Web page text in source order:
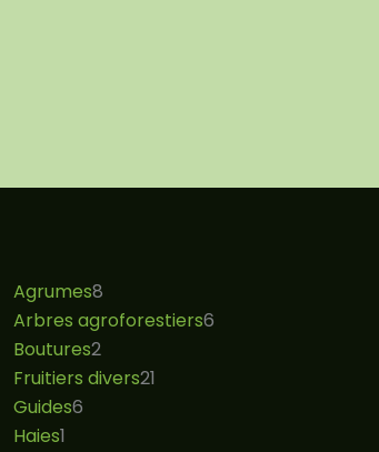
Agrumes8
Arbres agroforestiers6
Boutures2
Fruitiers divers21
Guides6
Haies1